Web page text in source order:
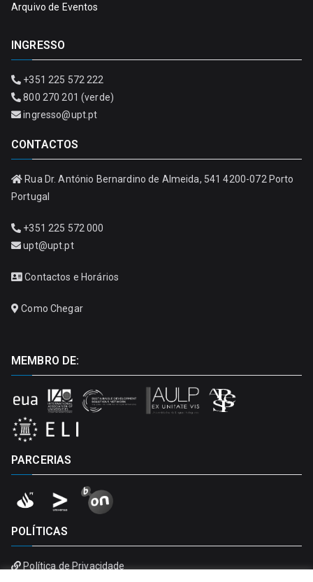
Arquivo de Eventos
INGRESSO
+351 225 572 222
800 270 201 (verde)
ingresso@upt.pt
CONTACTOS
Rua Dr. António Bernardino de Almeida, 541 4200-072 Porto
Portugal
+351 225 572 000
upt@upt.pt
Contactos e Horários
Como Chegar
MEMBRO DE:
PARCERIAS
POLÍTICAS
Política de Privacidade